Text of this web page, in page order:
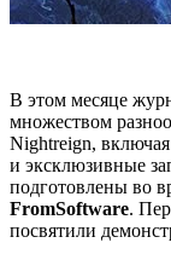
В этом месяце
множеством
Nightreign,
и эксклюзивные
подготовлены во
FromSoftware.
посвятили